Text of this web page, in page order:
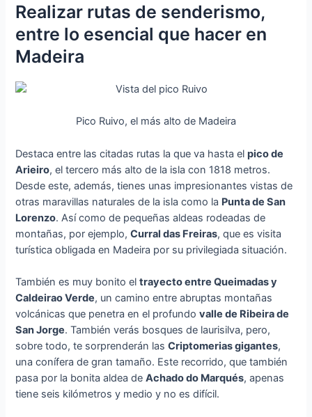
Realizar rutas de senderismo,
entre lo esencial que hacer en
Madeira
Pico Ruivo, el más alto de Madeira
Destaca entre las citadas rutas la que va hasta elpico de
Arieiro, el tercero más alto de la isla con 1818 metros.
Desde este, además, tienes unas impresionantes vistas de
otras maravillas naturales de la isla como la Punta de San
Lorenzo. Así como de pequeñas aldeas rodeadas de
montañas, por ejemplo,Curral das Freiras, que es visita
turística obligada en Madeira por su privilegiada situación.
También es muy bonito eltrayecto entre Queimadas y
Caldeirao Verde, un camino entre abruptas montañas
volcánicas que penetra en el profundovalle de Ribeira de
San Jorge. También verás bosques de laurisilva, pero,
sobre todo, te sorprenderán lasCriptomerias gigantes,
una conífera de gran tamaño. Este recorrido, que también
pasa por la bonita aldea deAchado do Marqués, apenas
tiene seis kilómetros y medio y no es difícil.